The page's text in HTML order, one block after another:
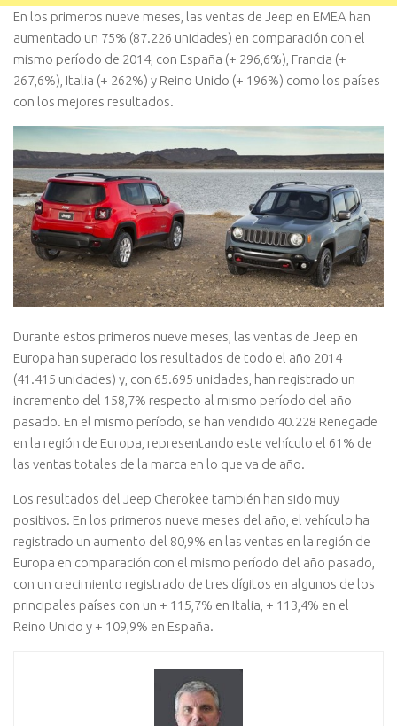
En los primeros nueve meses, las ventas de Jeep en EMEA han
aumentado un 75% (87.226 unidades) en comparación con el
mismo período de 2014, con España (+ 296,6%), Francia (+
267,6%), Italia (+ 262%) y Reino Unido (+ 196%) como los países
con los mejores resultados.
Durante estos primeros nueve meses, las ventas de Jeep en
Europa han superado los resultados de todo el año 2014
(41.415 unidades) y, con 65.695 unidades, han registrado un
incremento del 158,7% respecto al mismo período del año
pasado. En el mismo período, se han vendido 40.228 Renegade
en la región de Europa, representando este vehículo el 61% de
las ventas totales de la marca en lo que va de año.
Los resultados del Jeep Cherokee también han sido muy
positivos. En los primeros nueve meses del año, el vehículo ha
registrado un aumento del 80,9% en las ventas en la región de
Europa en comparación con el mismo período del año pasado,
con un crecimiento registrado de tres dígitos en algunos de los
principales países con un + 115,7% en Italia, + 113,4% en el
Reino Unido y + 109,9% en España.